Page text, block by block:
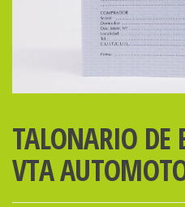
TALONARIO DE
VTA